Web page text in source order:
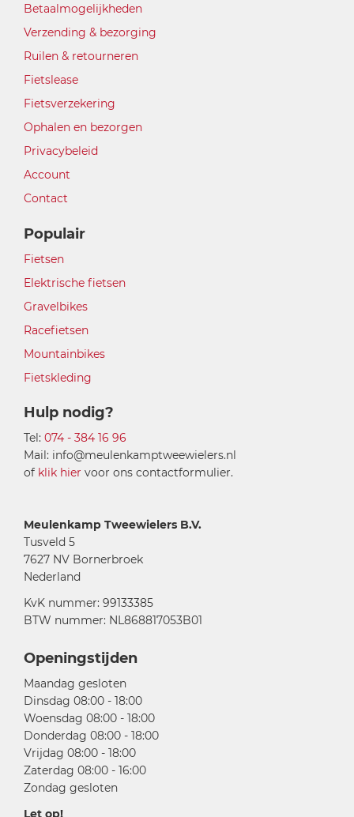
Betaalmogelijkheden
Verzending & bezorging
Ruilen & retourneren
Fietslease
Fietsverzekering
Ophalen en bezorgen
Privacybeleid
Account
Contact
Populair
Fietsen
Elektrische fietsen
Gravelbikes
Racefietsen
Mountainbikes
Fietskleding
Hulp nodig?
Tel: 074 - 384 16 96
Mail: info@meulenkamptweewielers.nl
of klik hier voor ons contactformulier.
Meulenkamp Tweewielers B.V.
Tusveld 5
7627 NV Bornerbroek
Nederland
KvK nummer: 99133385
BTW nummer: NL868817053B01
Openingstijden
Maandag gesloten
Dinsdag 08:00 - 18:00
Woensdag 08:00 - 18:00
Donderdag 08:00 - 18:00
Vrijdag 08:00 - 18:00
Zaterdag 08:00 - 16:00
Zondag gesloten
Let op!